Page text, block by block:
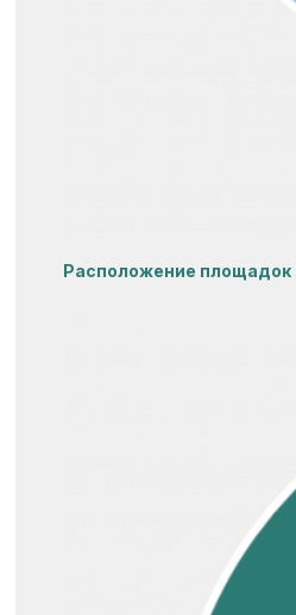
Расположение площадок